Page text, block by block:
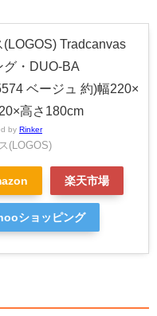
(LOGOS) Tradcanvas
グ・DUO-BA
ベージュ 約)幅220×
高さ180cm
by Rinker
(LOGOS)
楽天市場
ショッピング